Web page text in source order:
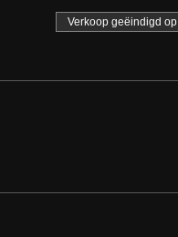
Verkoop geëindigd op